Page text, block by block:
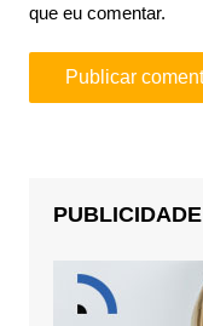
que eu comentar.
PUBLICIDADE